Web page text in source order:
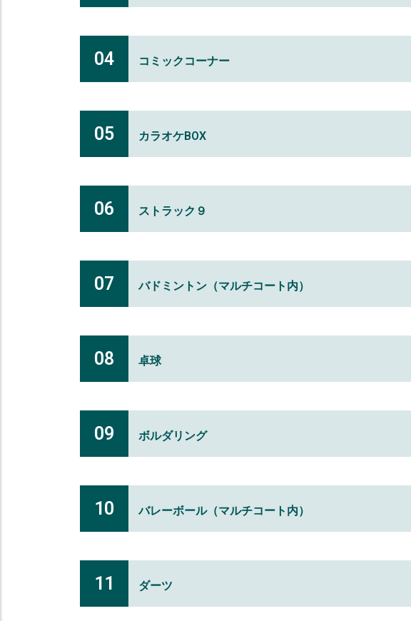
04 コミックコーナー
05 カラオケBOX
06 ストラック９
07 バドミントン（マルチコート内）
08 卓球
09 ボルダリング
10 バレーボール（マルチコート内）
11 ダーツ